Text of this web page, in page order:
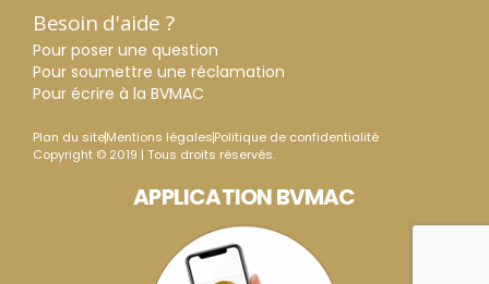
Besoin d'aide ?
Pour poser une question
Pour soumettre une réclamation
Pour écrire à la BVMAC
Plan du siteMentions légalesPolitique de confidentialité
Copyright © 2019 | Tous droits réservés.
APPLICATION BVMAC